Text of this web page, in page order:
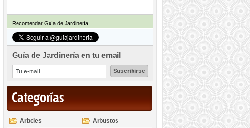
Recomendar Guía de Jardinería
Guía de Jardinería en tu email
Categorías
Arboles
Arbustos